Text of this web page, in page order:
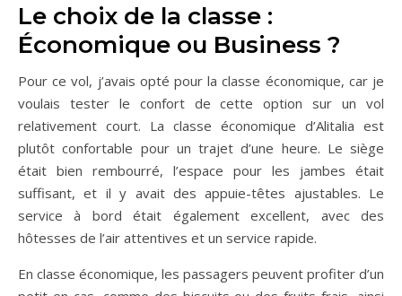
Le choix de la classe :
Économique ou Business ?
Pour ce vol, j’avais opté pour la classe économique, car je
voulais tester le confort de cette option sur un vol
relativement court. La classe économique d’Alitalia est
plutôt confortable pour un trajet d’une heure. Le siège
était bien rembourré, l’espace pour les jambes était
suffisant, et il y avait des appuie-têtes ajustables. Le
service à bord était également excellent, avec des
hôtesses de l’air attentives et un service rapide.
En classe économique, les passagers peuvent profiter d’un